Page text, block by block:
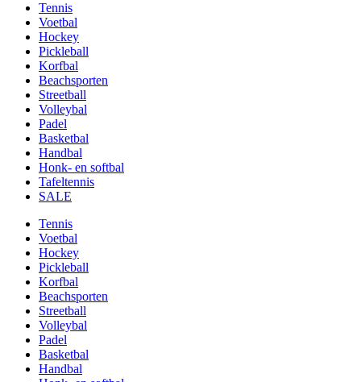
Tennis
Voetbal
Hockey
Pickleball
Korfbal
Beachsporten
Streetball
Volleybal
Padel
Basketbal
Handbal
Honk- en softbal
Tafeltennis
SALE
Tennis
Voetbal
Hockey
Pickleball
Korfbal
Beachsporten
Streetball
Volleybal
Padel
Basketbal
Handbal